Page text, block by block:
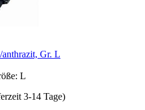
Gr. L
L
3-14 Tage)